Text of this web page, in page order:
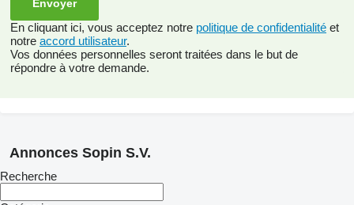
En cliquant ici, vous acceptez notre politique de confidentialité et
notre accord utilisateur.
Vos données personnelles seront traitées dans le but de
répondre à votre demande.
Annonces Sopin S.V.
Recherche